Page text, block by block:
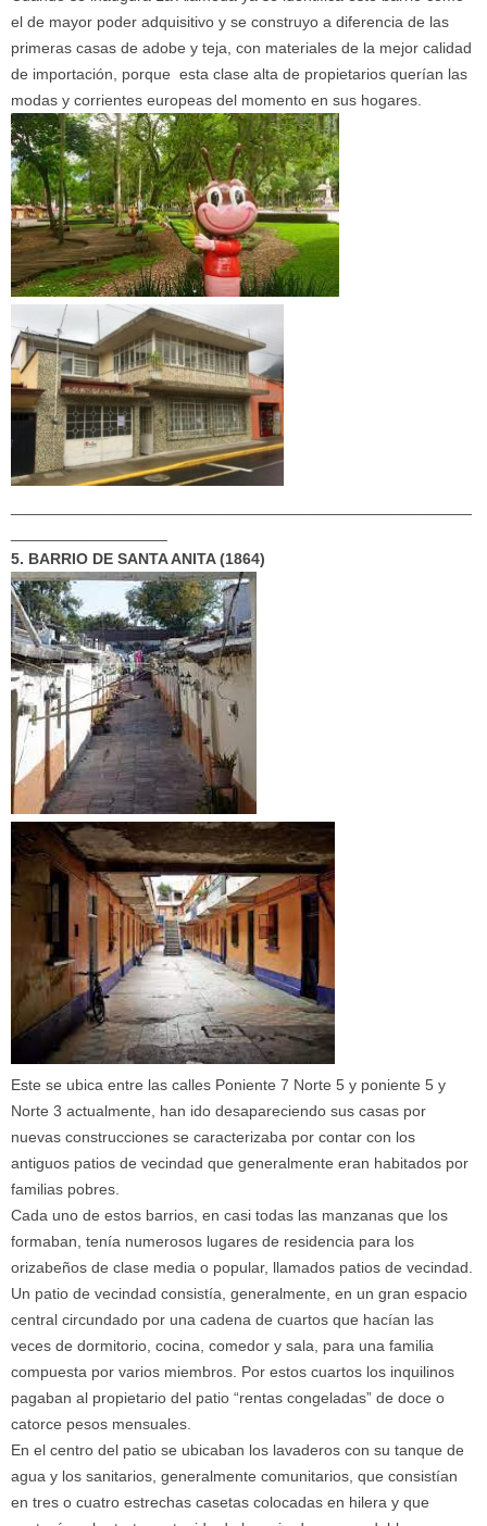
el de mayor poder adquisitivo y se construyo a diferencia de las
primeras casas de adobe y teja, con materiales de la mejor calidad
de importación, porque esta clase alta de propietarios querían las
modas y corrientes europeas del momento en sus hogares.
5. BARRIO DE SANTA ANITA (1864)
Este se ubica entre las calles Poniente 7 Norte 5 y poniente 5 y
Norte 3 actualmente, han ido desapareciendo sus casas por
nuevas construcciones se caracterizaba por contar con los
antiguos patios de vecindad que generalmente eran habitados por
familias pobres.
Cada uno de estos barrios, en casi todas las manzanas que los
formaban, tenía numerosos lugares de residencia para los
orizabeños de clase media o popular, llamados patios de vecindad.
Un patio de vecindad consistía, generalmente, en un gran espacio
central circundado por una cadena de cuartos que hacían las
veces de dormitorio, cocina, comedor y sala, para una familia
compuesta por varios miembros. Por estos cuartos los inquilinos
pagaban al propietario del patio “rentas congeladas” de doce o
catorce pesos mensuales.
En el centro del patio se ubicaban los lavaderos con su tanque de
agua y los sanitarios, generalmente comunitarios, que consistían
en tres o cuatro estrechas casetas colocadas en hilera y que